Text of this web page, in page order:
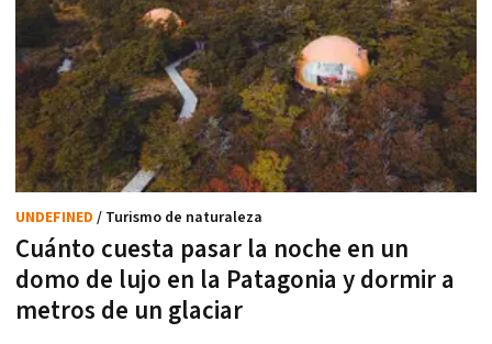
Cuánto cuesta pasar la noche en un
domo de lujo en la Patagonia y dormir a
metros de un glaciar
UNDEFINED / Turismo de naturaleza